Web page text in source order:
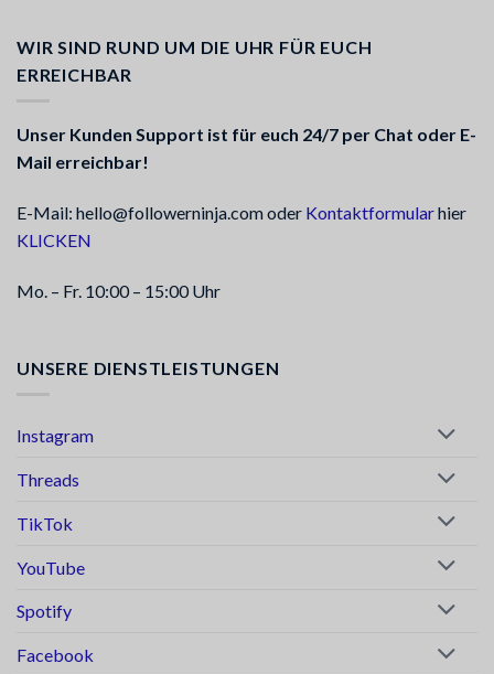
WIR SIND RUND UM DIE UHR FÜR EUCH
ERREICHBAR
Unser Kunden Support ist für euch 24/7 per Chat oder E-
Mail erreichbar!
E-Mail: hello@followerninja.com oder Kontaktformularhier
KLICKEN
Mo. – Fr. 10:00 – 15:00 Uhr
UNSERE DIENSTLEISTUNGEN
Instagram
Threads
TikTok
YouTube
Spotify
Facebook